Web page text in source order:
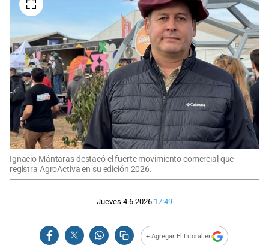
Ignacio Mántaras destacó el fuerte movimiento comercial que
registra AgroActiva en su edición 2026.
Jueves 4.6.2026 17:49
+ Agregar El Litoral en